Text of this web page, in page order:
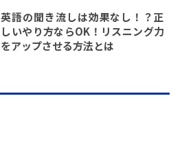
英語の聞き流しは効果なし！？正
しいやり方ならOK！リスニング力
をアップさせる方法とは